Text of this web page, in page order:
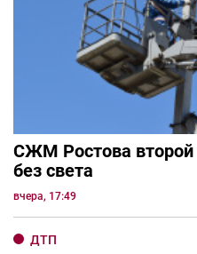
СЖМ Ростова второй
без света
вчера, 17:49
ДТП